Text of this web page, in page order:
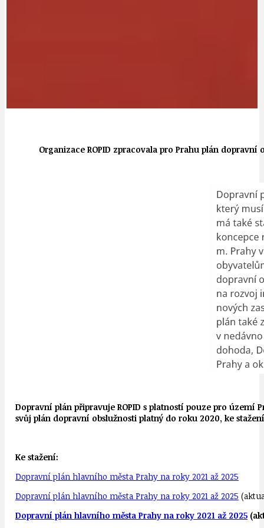
Organizace ROPID zpracovala pro Prahu plán
Dopravní plán připravuje ROPID s platností pouze pro území
svůj plán dopravní obslužnosti platný do roku 2020, ke
Ke stažení:
Dopravní plán hlavního města Prahy na roky 2021 až 2025
Dopravní plán hlavního města Prahy na roky 2021 až 2025
Dopravní plán hlavního města Prahy na roky 2021 až 2025